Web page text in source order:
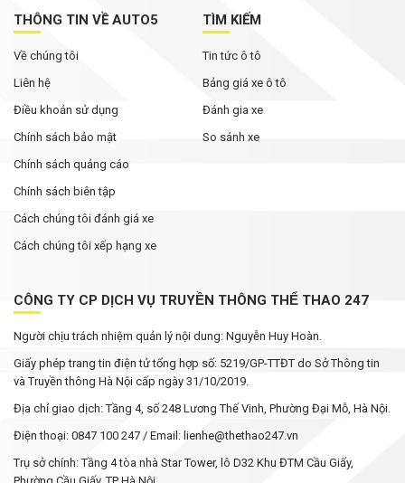
cần tiếp nhiên liệu, lập kỷ lục thế giới
Xe gia đình 7 chỗ tại Việt Nam đang rẻ chưa
THÔNG TIN VỀ AUTO5
Về chúng tôi
Liên hệ
Điều khoản sử dụng
Chính sách bảo mật
Chính sách quảng cáo
Chính sách biên tập
Cách chúng tôi đánh giá xe
Cách chúng tôi xếp hạng xe
TÌM KIẾM
Tin tức ô tô
Bảng giá xe ô tô
Đánh gia xe
So sánh xe
CÔNG TY CP DỊCH VỤ TRUYỀN THÔNG THỂ THAO 247
Người chịu trách nhiệm quản lý nội dung: Nguyễn Huy Hoàn.
Giấy phép trang tin điện tử tổng hợp số: 5219/GP-TTĐT do Sở Thông tin
và Truyền thông Hà Nội cấp ngày 31/10/2019.
Địa chỉ giao dịch: Tầng 4, số 248 Lương Thế Vinh, Phường Đại Mỗ, Hà Nội.
Điện thoại: 0847 100 247 / Email: lienhe@thethao247.vn
Trụ sở chính: Tầng 4 tòa nhà Star Tower, lô D32 Khu ĐTM Cầu Giấy,